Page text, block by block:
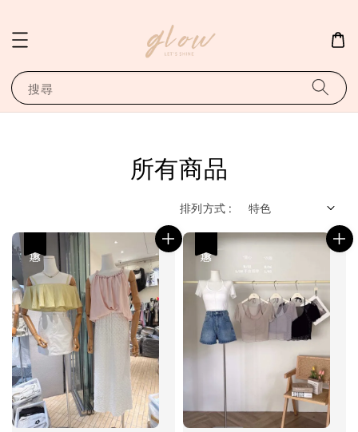
搜尋
所有商品
排列方式 :